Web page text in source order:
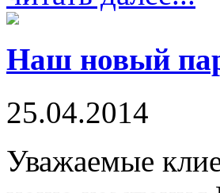
Наш новый
25.04.2014
Уважаемые